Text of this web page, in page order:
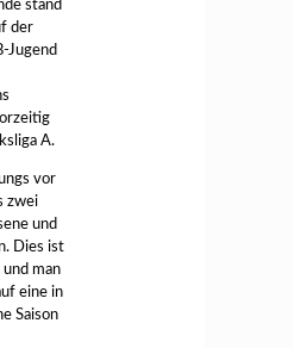
stand
der
Jugend
A.
vor
zwei
und
Dies ist
man
eine in
Saison